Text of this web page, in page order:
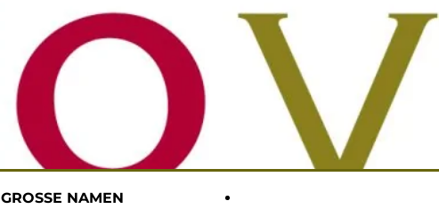
Versand & Zahlung Beratung: 07141 / 7029351
GROSSE NAMEN